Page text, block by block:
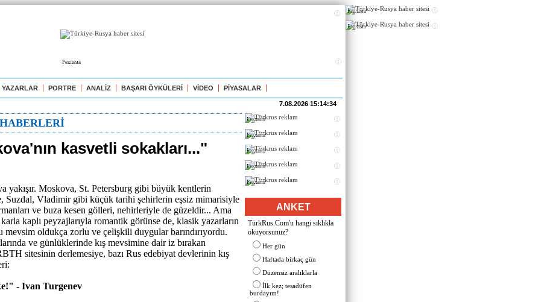
Реклама
YAZARLAR PORTRE ANALİZ BAŞARI ÖYKÜLERİ VİDEO PİYASALAR
7.08.2026 15:14:34
kasvetli sokakları..."
yakışır. Moskova, St. Petersburg gibi büyük kentlerin
Suzdal, Vladimir gibi küçük tarihi şehirlerin eşsiz mimarisiyle
ve buza kesen gölleri, nehirleriyle de güzeldir... Ama
karla kaplı peyzajlarıyla romantik görünse de, klasik yazarların
mevsim oldukça zorlu ve çelişkili duygular barındırıyordu.
ve günlüklerinde kış mevsimine dair iz bırakan
sitesinin derlemesiye, bazı Rus edebiyat devlerinin kış
- Ivan Turgenev
Реклама
Реклама
Реклама
Реклама
Реклама
ANKET
TürkRus.Com'u hangi sıklıkla
okuyorsunuz?
Her gün
Haftada birkaç gün
Düzensiz aralıklarla
İlk kez; tesadüfen
burdayım!
Реклама
Реклама